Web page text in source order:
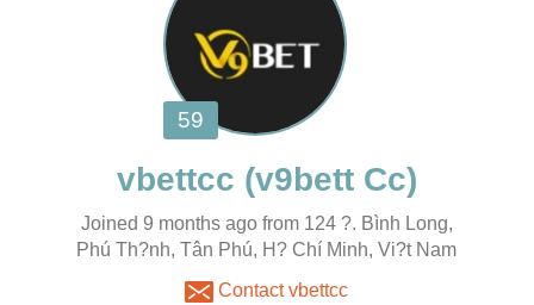
Joined 9 months ago from 124 ?. Bình Long,
Phú Th?nh, Tân Phú, H? Chí Minh, Vi?t Nam
Contact vbettcc